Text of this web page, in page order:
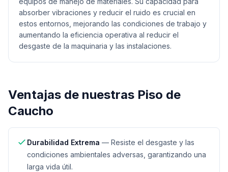
absorber vibraciones y reducir el ruido es crucial en
estos entornos, mejorando las condiciones de trabajo y
aumentando la eficiencia operativa al reducir el
desgaste de la maquinaria y las instalaciones.
Ventajas de nuestras Piso de
Caucho
Durabilidad Extrema — Resiste el desgaste y las
condiciones ambientales adversas, garantizando una
larga vida útil.